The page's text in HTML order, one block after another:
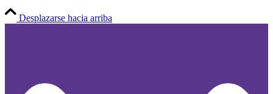
Desplazarse hacia arriba